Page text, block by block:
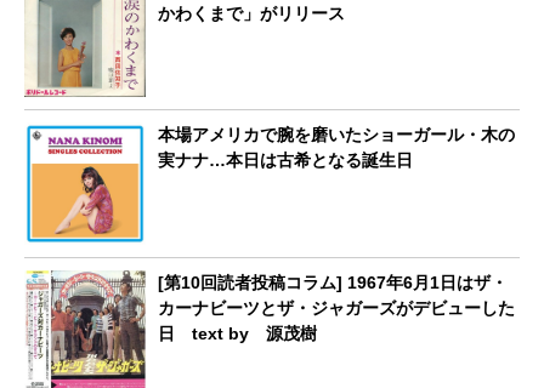
かわくまで」がリリース
本場アメリカで腕を磨いたショーガール・木の
実ナナ…本日は古希となる誕生日
[第10回読者投稿コラム] 1967年6月1日はザ・
カーナビーツとザ・ジャガーズがデビューした
日 text by 源茂樹